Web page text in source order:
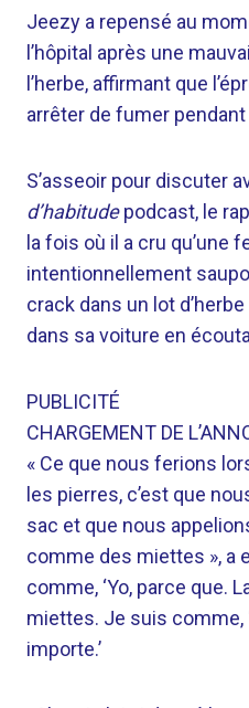
Jeezy a repensé au
l’hôpital après une
l’herbe, affirmant que
arrêter de fumer pendant
S’asseoir pour discuter
d’habitudepodcast, le
la fois où il a cru qu’une
intentionnellement
crack dans un lot
dans sa voiture en
PUBLICITÉ
CHARGEMENT DE
« Ce que nous ferions
les pierres, c’est que
sac et que nous
comme des miettes », a
comme, ‘Yo, parce que.
miettes. Je suis comme,
importe.’